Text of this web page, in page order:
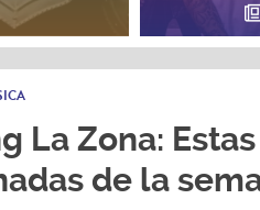
La Zona:
de la